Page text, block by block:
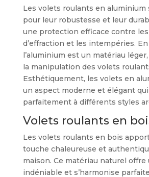
Les volets roulants en
pour leur robustesse et leur
une protection efficace contre
d’effraction et les intempéries.
l’aluminium est un matériau
la manipulation des volets
Esthétiquement, les volets en
un aspect moderne et élégant qui
parfaitement à différents styles
Volets roulants en
Les volets roulants en bois
touche chaleureuse et
maison. Ce matériau naturel offre
indéniable et s’harmonise